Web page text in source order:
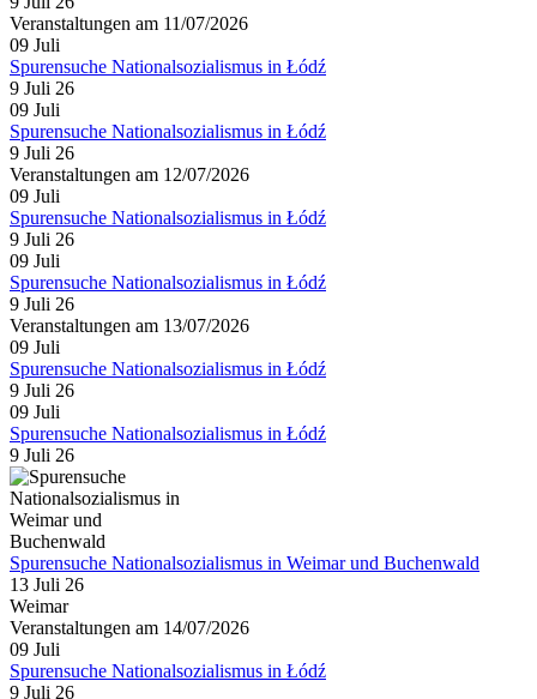
Veranstaltungen am 11/07/2026
09 Juli
Spurensuche Nationalsozialismus in Łódź
9 Juli 26
09 Juli
Spurensuche Nationalsozialismus in Łódź
9 Juli 26
Veranstaltungen am 12/07/2026
09 Juli
Spurensuche Nationalsozialismus in Łódź
9 Juli 26
09 Juli
Spurensuche Nationalsozialismus in Łódź
9 Juli 26
Veranstaltungen am 13/07/2026
09 Juli
Spurensuche Nationalsozialismus in Łódź
9 Juli 26
09 Juli
Spurensuche Nationalsozialismus in Łódź
9 Juli 26
Spurensuche Nationalsozialismus in Weimar und Buchenwald
13 Juli 26
Weimar
Veranstaltungen am 14/07/2026
09 Juli
Spurensuche Nationalsozialismus in Łódź
9 Juli 26